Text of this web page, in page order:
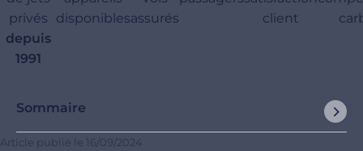
privés
depuis
1991
disponiblesassurés
client
Sommaire
Article publié le 16/09/2024